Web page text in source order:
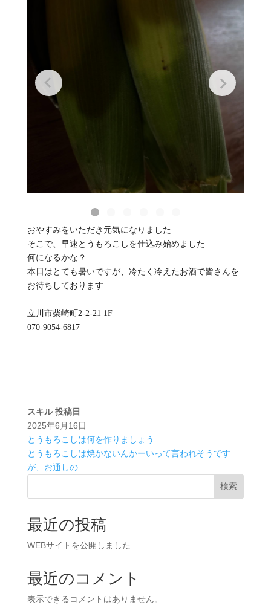
おやすみをいただき元気になりました
そこで、早速とうもろこしを仕込み始めました
何になるかな？
本日はとても暑いですが、冷たく冷えたお酒で皆さんを
お待ちしております
立川市柴崎町2-2-21 1F
070-9054-6817
スキル 投稿日
2025年6月16日
とうもろこしは何を作りましょう
とうもろこしは焼かないんかーいって言われそうです
が、お通しの
検索
最近の投稿
WEBサイトを公開しました
最近のコメント
表示できるコメントはありません。